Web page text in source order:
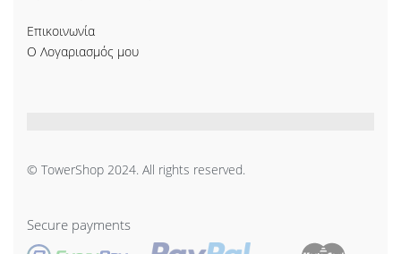
Επικοινωνία
Ο Λογαριασμός μου
© TowerShop 2024. All rights reserved.
Secure payments